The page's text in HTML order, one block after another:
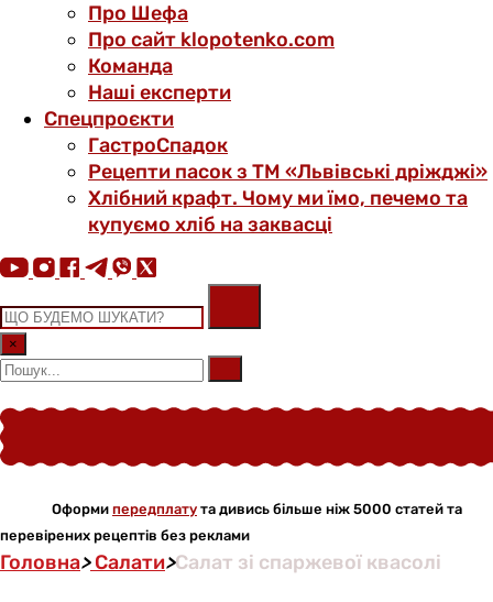
Про Шефа
Про сайт klopotenko.com
Команда
Наші експерти
Спецпроєкти
ГастроСпадок
Рецепти пасок з ТМ «Львівські дріжджі»
Хлібний крафт. Чому ми їмо, печемо та
купуємо хліб на заквасці
×
Оформи передплату та дивись більше ніж 5000 статей та
перевірених рецептів без реклами
Головна>Салати>Салат зі спаржевої квасолі